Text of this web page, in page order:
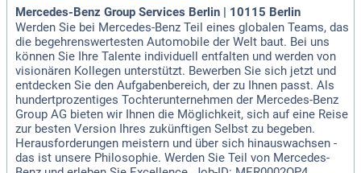
Mercedes-Benz Group Services Berlin | 10115 Berlin
Werden Sie bei Mercedes-Benz Teil eines globalen Teams, das
die begehrenswertesten Automobile der Welt baut. Bei uns
können Sie Ihre Talente individuell entfalten und werden von
visionären Kollegen unterstützt. Bewerben Sie sich jetzt und
entdecken Sie den Aufgabenbereich, der zu Ihnen passt. Als
hundertprozentiges Tochterunternehmen der Mercedes-Benz
Group AG bieten wir Ihnen die Möglichkeit, sich auf eine Reise
zur besten Version Ihres zukünftigen Selbst zu begeben.
Herausforderungen meistern und über sich hinauswachsen -
das ist unsere Philosophie. Werden Sie Teil von Mercedes-